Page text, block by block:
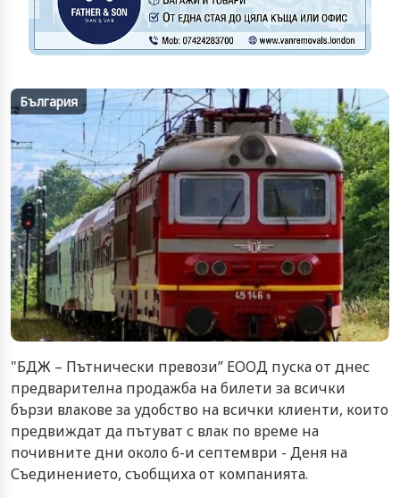
България
"БДЖ – Пътнически превози” ЕООД пуска от днес
предварителна продажба на билети за всички
бързи влакове за удобство на всички клиенти, които
предвиждат да пътуват с влак по време на
почивните дни около 6-и септември - Деня на
Съединението, съобщиха от компанията.